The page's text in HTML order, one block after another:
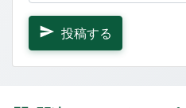
投稿する